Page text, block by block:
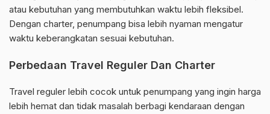
atau kebutuhan yang membutuhkan waktu lebih fleksibel.
Dengan charter, penumpang bisa lebih nyaman mengatur
waktu keberangkatan sesuai kebutuhan.
Perbedaan Travel Reguler Dan Charter
Travel reguler lebih cocok untuk penumpang yang ingin harga
lebih hemat dan tidak masalah berbagi kendaraan dengan